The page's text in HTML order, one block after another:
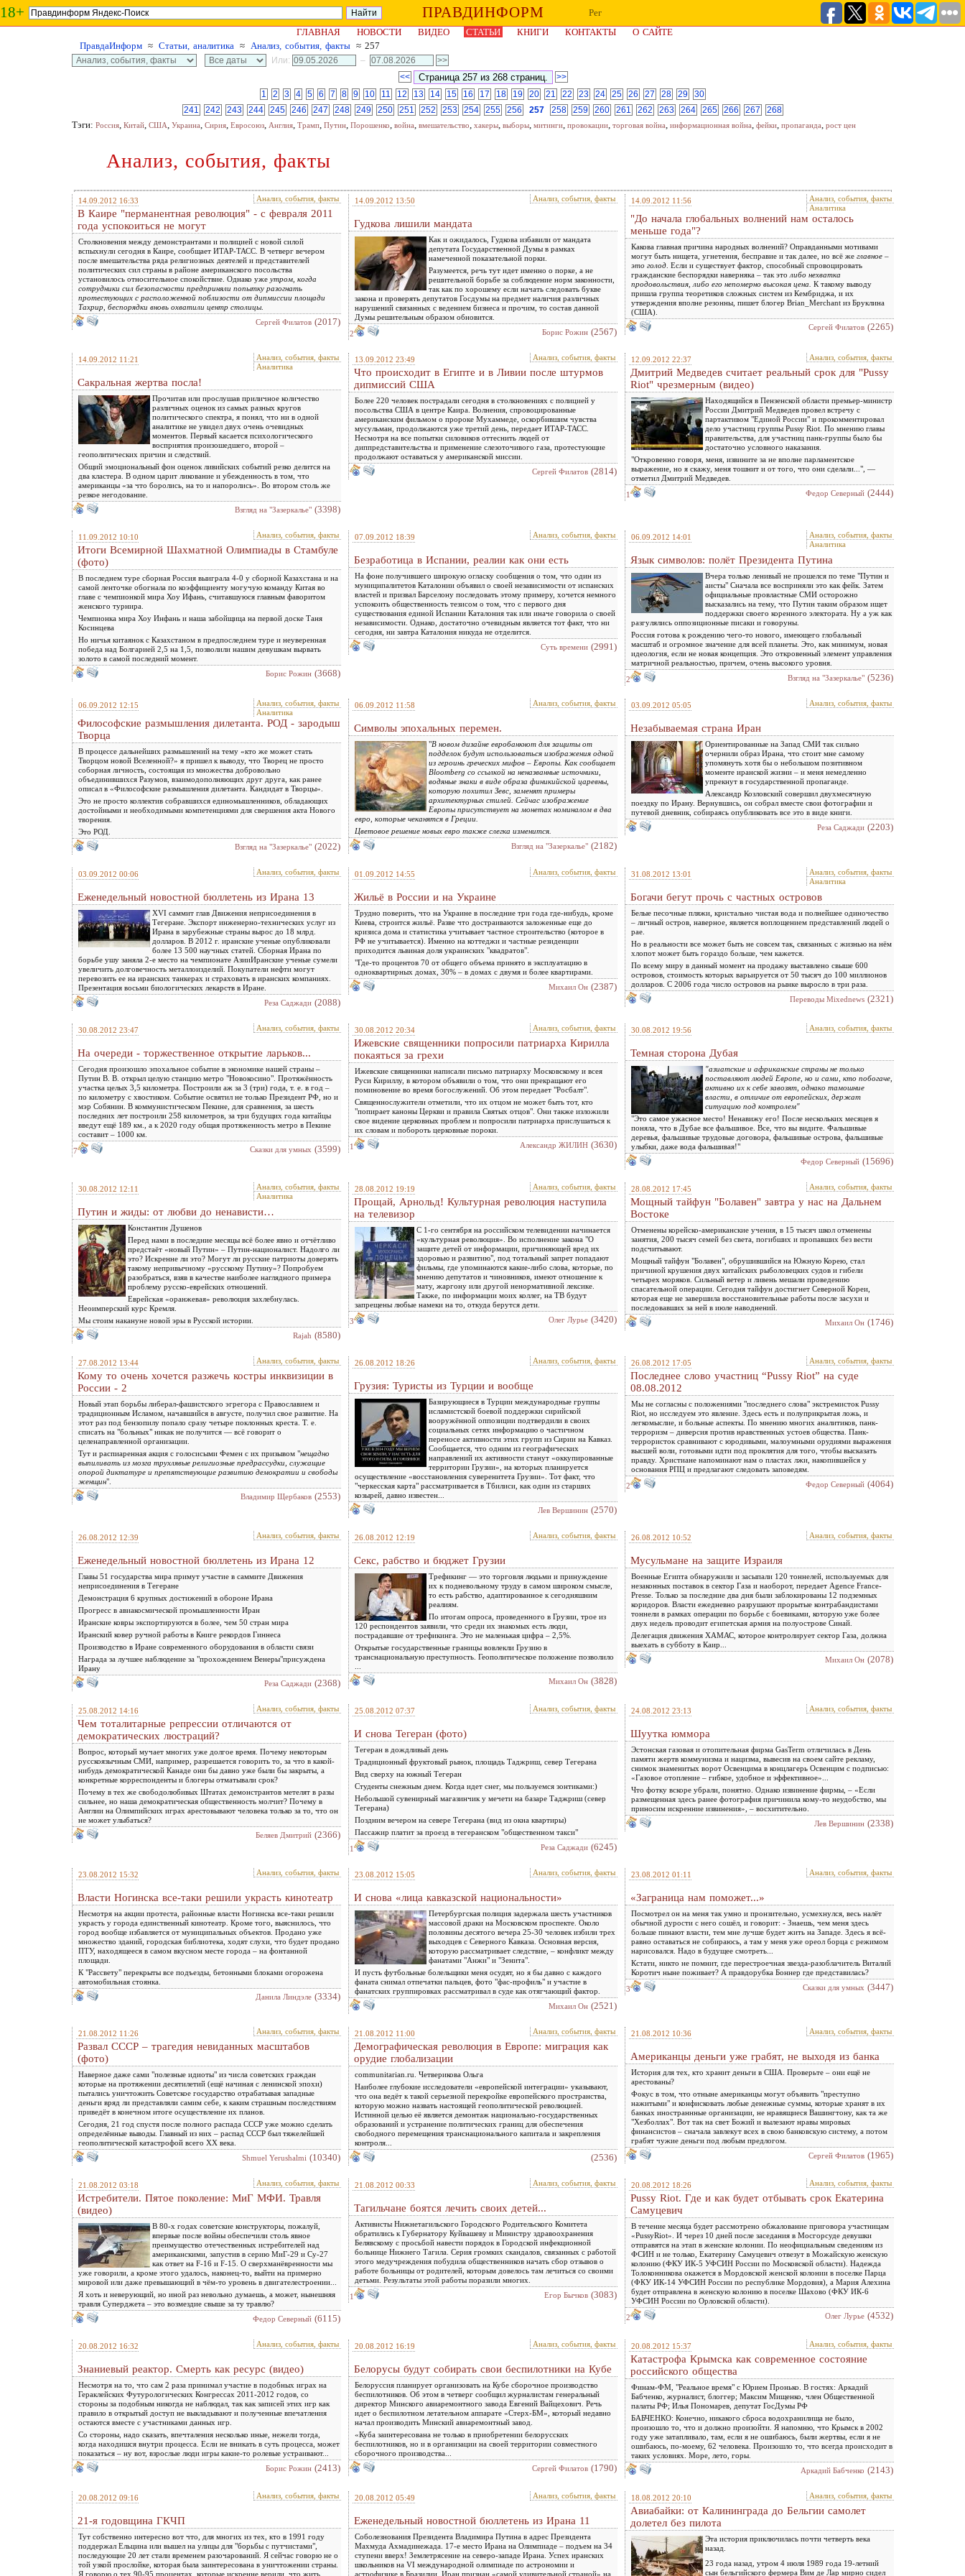
18+ ПРАВДИНФОРМ
Рег
ГЛАВНАЯ
НОВОСТИ ВИДЕО СТАТЬИ КНИГИ КОНТАКТЫ
О САЙТЕ
ПравдаИнформ ≈ Статьи, аналитика ≈ Анализ, события, факты ≈ 257
Или:
–
<<
>>
1
2 3 4 5 6 7 8 9 10 11 12 13 14 15 16 17 18 19 20 21 22 23 24 25 26 27 28 29
30
241
242 243 244 245 246 247 248 249 250 251 252 253 254 255 256 257 258 259 260 261 262 263 264 265 266 267 268
Тэги: Россия, Китай, США, Украина, Сирия, Евросоюз, Англия, Трамп, Путин, Порошенко, война, вмешательство, хакеры, выборы, митинги, провокации, торговая война, информационная война, фейки, пропаганда, рост цен
Анализ, события, факты
14.09.2012 16:33 Анализ, события, факты
В Каире "перманентная революция" - с февраля 2011
года успокоиться не могут
Столкновения между демонстрантами и полицией с новой силой
вспыхнули сегодня в Каире, сообщает ИТАР-ТАСС. В четверг вечером
после вмешательства ряда религиозных деятелей и представителей
политических сил страны в районе американского посольства
установилось относительное спокойствие. Однако уже утром, когда
сотрудники сил безопасности предприняли попытку разогнать
протестующих с расположенной поблизости от дипмиссии площади
Тахрир, беспорядки вновь охватили центр столицы
Сергей Филатов (2017)
14.09.2012 13:50 Анализ, события, факты
Гудкова лишили мандата
Как и ожидалось, Гудкова избавили от мандата
депутата Государственной Думы в рамках
намеченной показательной порки.
Разумеется, речь тут идет именно о порке, а не
решительной борьбе за соблюдение норм законности,
так как по хорошему если начать следовать букве
закона и проверять депутатов Госдумы на предмет наличия различных
нарушений связанных с ведением бизнеса и прочим, то состав данной
Думы решительным образом обновится.
2
Борис Рожин (2567)
14.09.2012 11:56
Анализ, события, факты
Аналитика
"До начала глобальных волнений нам осталось
меньше года"?
Какова главная причина народных волнений? Оправданными мотивами
могут быть нищета, угнетения, бесправие и так далее, но всё же главное –
это голод . Если и существует фактор, способный спровоцировать
гражданские беспорядки наверняка – так это либо нехватка
продовольствия, либо его непомерно высокая цена. К такому выводу
пришла группа теоретиков сложных систем из Кембриджа, и их
утверждения вполне резонны, пишет блогер Brian_Merchant из Бруклина
(США).
Сергей Филатов (2265)
14.09.2012 11:21
Анализ, события, факты
Аналитика
Сакральная жертва посла!
Прочитав или прослушав приличное количество
различных оценок из самых разных кругов
политического спектра, я понял, что ни в одной
аналитике не увидел двух очень очевидных
моментов. Первый касается психологического
восприятия произошедшего, второй –
геополитических причин и следствий.
Общий эмоциональный фон оценок ливийских событий резко делится на
два кластера. В одном царит ликование и убежденность в том, что
американцы «за что боролись, на то и напоролись». Во втором столь же
резкое негодование.
Взгляд на "Зазеркалье" (3398)
13.09.2012 23:49 Анализ, события, факты
Что происходит в Египте и в Ливии после штурмов
дипмиссий США
Более 220 человек пострадали сегодня в столкновениях с полицией у
посольства США в центре Каира. Волнения, спровоцированные
американским фильмом о пророке Мухаммеде, оскорбившим чувства
мусульман, продолжаются уже третий день, передает ИТАР-ТАСС.
Несмотря на все попытки силовиков оттеснить людей от
диппредставительства и применение слезоточивого газа, протестующие
продолжают оставаться у американской миссии.
Сергей Филатов (2814)
12.09.2012 22:37 Анализ, события, факты
Дмитрий Медведев считает реальный срок для "Pussy
Riot" чрезмерным (видео)
Находящийся в Пензенской области премьер-министр
России Дмитрий Медведев провел встречу с
партактивом "Единой России" и прокомментировал
дело участниц группы Pussy Riot. По мнению главы
правительства, для участниц панк-группы было бы
достаточно условного наказания.
"Откровенно говоря, меня, извините за не вполне парламентское
выражение, но я скажу, меня тошнит и от того, что они сделали...", —
отметил Дмитрий Медведев.
1
Федор Северный (2444)
11.09.2012 10:10 Анализ, события, факты
Итоги Всемирной Шахматной Олимпиады в Стамбуле
(фото)
В последнем туре сборная Россия выиграла 4-0 у сборной Казахстана и на
самой ленточке обогнала по коэффициенту могучую команду Китая во
главе с чемпионкой мира Хоу Ифань, считавшуюся главным фаворитом
женского турнира.
Чемпионка мира Хоу Инфань и наша забойщица на первой доске Таня
Косинцева
Но ничья китаянок с Казахстаном в предпоследнем туре и неуверенная
победа над Болгарией 2,5 на 1,5, позволили нашим девушкам вырвать
золото в самой последний момент.
Борис Рожин (3668)
07.09.2012 18:39 Анализ, события, факты
Безработица в Испании, реалии как они есть
На фоне получившего широкую огласку сообщения о том, что один из
муниципалитетов Каталонии объявил о своей независимости от испанских
властей и призвал Барселону последовать этому примеру, хочется немного
успокоить общественность тезисом о том, что с первого дня
существования единой Испании Каталония так или иначе говорила о своей
независимости. Однако, достаточно очевидным является тот факт, что ни
сегодня, ни завтра Каталония никуда не отделится.
Суть времени (2991)
06.09.2012 14:01
Анализ, события, факты
Аналитика
Язык символов: полёт Президента Путина
Вчера только ленивый не прошелся по теме "Путин и
аисты" Сначала все восприняли это как фейк. Затем
официальные провластные СМИ осторожно
высказались на тему, что Путин таким образом ищет
поддержки своего коренного электората. Ну а уж как
разгулялись оппозиционные писаки и говоруны.
Россия готова к рождению чего-то нового, имеющего глобальный
масштаб и огромное значение для всей планеты. Это, как минимум, новая
идеология, если не новая концепция. Это откровенный элемент управления
матричной реальностью, причем, очень высокого уровня.
2
Взгляд на "Зазеркалье" (5236)
06.09.2012 12:15
Анализ, события, факты
Аналитика
Философские размышления дилетанта. РОД - зародыш
Творца
В процессе дальнейших размышлений на тему «кто же может стать
Творцом новой Вселенной?» я пришел к выводу, что Творец не просто
соборная личность, состоящая из множества добровольно
объединившихся Разумов, взаимодополняющих друг друга, как ранее
описал в «Философские размышления дилетанта. Кандидат в Творцы».
Это не просто коллектив собравшихся единомышленников, обладающих
достойными и необходимыми компетенциями для свершения акта Нового
творения.
Это РОД.
Взгляд на "Зазеркалье" (2022)
06.09.2012 11:58 Анализ, события, факты
Символы эпохальных перемен.
"В новом дизайне евробанкнот для защиты от
подделок будут использоваться изображения одной
из героинь греческих мифов – Европы. Как сообщает
Bloomberg со ссылкой на неназванные источники,
водяные знаки в виде образа финикийской царевны,
которую похитил Зевс, заменят примеры
архитектурных стилей. Сейчас изображение
Европы присутствует на монетах номиналом в два
евро, которые чеканятся в Греции.
Цветовое решение новых евро также слегка изменится.
Взгляд на "Зазеркалье" (2182)
03.09.2012 05:05 Анализ, события, факты
Незабываемая страна Иран
Ориентированные на Запад СМИ так сильно
очернили образ Ирана, что стоит мне самому
упомянуть хотя бы о небольшом позитивном
моменте иранской жизни – и меня немедленно
упрекнут в государственной пропаганде.
Александр Козловский совершил двухмесячную
поездку по Ирану. Вернувшись, он собрал вместе свои фотографии и
путевой дневник, собираясь опубликовать все это в виде книги.
Реза Саджади (2203)
03.09.2012 00:06 Анализ, события, факты
Еженедельный новостной бюллетень из Ирана 13
XVI саммит глав Движения неприсоединения в
Тегеране. Экспорт инженерно-технических услуг из
Ирана в зарубежные страны вырос до 18 млрд.
долларов. В 2012 г. иранские ученые опубликовали
более 13 500 научных статей. Сборная Ирана по
борьбе ушу заняла 2-е место на чемпионате АзииИранские ученые сумели
увеличить долговечность металлоизделий. Покупатели нефти могут
перевозить ее на иранских танкерах и страховать в иранских компаниях.
Презентация восьми биологических лекарств в Иране.
Реза Саджади (2088)
01.09.2012 14:55 Анализ, события, факты
Жильё в России и на Украине
Трудно поверить, что на Украине в последние три года где-нибудь, кроме
Киева, строится жильё. Разве что достраиваются заложенные еще до
кризиса дома и статистика учитывает частное строительство (которое в
РФ не учитывается). Именно на коттеджи и частные резиденции
приходится львиная доля украинских "квадратов".
"Где-то процентов 70 от общего объема принято в эксплуатацию в
одноквартирных домах, 30% – в домах с двумя и более квартирами.
Михаил Он (2387)
31.08.2012 13:01
Анализ, события, факты
Аналитика
Богачи бегут прочь с частных островов
Белые песочные пляжи, кристально чистая вода и полнейшее одиночество
– личный остров, наверное, является воплощением представлений людей о
рае.
Но в реальности все может быть не совсем так, связанных с жизнью на нём
хлопот может быть гораздо больше, чем кажется.
По всему миру в данный момент на продажу выставлено свыше 600
островов, стоимость которых варьируется от 50 тысяч до 100 миллионов
долларов. С 2006 года число островов на рынке выросло в три раза.
Переводы Mixednews (2321)
30.08.2012 23:47 Анализ, события, факты
На очереди - торжественное открытие ларьков...
Сегодня произошло эпохальное событие в экономике нашей страны –
Путин В. В. открыл целую станцию метро "Новокосино". Протяжённость
участка целых 3,5 километра. Построили аж за 3 (три) года, т. е. в год –
по километру с хвостиком. Событие освятил не только Президент РФ, но и
мэр Собянин. В коммунистическом Пекине, для сравнения, за шесть
последних лет построили 258 километров, за три будущих года китайцы
введут ещё 189 км., а к 2020 году общая протяженность метро в Пекине
составит – 1000 км.
7
Сказки для умных (3599)
30.08.2012 20:34 Анализ, события, факты
Ижевские священники попросили патриарха Кирилла
покаяться за грехи
Ижевские священники написали письмо патриарху Московскому и всея
Руси Кириллу, в котором объявили о том, что они прекращают его
поминовение во время богослужений. Об этом передает "Росбалт".
Священнослужители отметили, что их отцом не может быть тот, кто
"попирает каноны Церкви и правила Святых отцов". Они также изложили
свое видение церковных проблем и попросили патриарха прислушаться к
их словам и побороть церковные пороки.
1
Александр ЖИЛИН (3630)
30.08.2012 19:56 Анализ, события, факты
Темная сторона Дубая
"азиатские и африканские страны не только
поставляют людей Европе, но и сами, кто побогаче,
активно их к себе завозят, однако тамошние
власти, в отличие от европейских, держат
ситуацию под контролем"
"Это самое ужасное место! Ненавижу его! После нескольких месяцев я
поняла, что в Дубае все фальшивое. Все, что вы видите. Фальшивые
деревья, фальшивые трудовые договора, фальшивые острова, фальшивые
улыбки, даже вода фальшивая!"
Федор Северный (15696)
30.08.2012 12:11
Анализ, события, факты
Аналитика
Путин и жиды: от любви до ненависти…
Константин Душенов
Перед нами в последние месяцы всё более явно и отчётливо
предстаёт «новый Путин» – Путин-националист. Надолго ли
это? Искренне ли это? Могут ли русские патриоты доверять
такому непривычному «русскому Путину»? Попробуем
разобраться, взяв в качестве наиболее наглядного примера
проблему русско-еврейских отношений.
Еврейская «оранжевая» революция захлебнулась.
Неоимперский курс Кремля.
Мы стоим накануне новой эры в Русской истории.
Rajah (8580)
28.08.2012 19:19 Анализ, события, факты
Прощай, Арнольд! Культурная революция наступила
на телевизор
С 1-го сентября на российском телевидении начинается
«культурная революция». Во исполнение закона "О
защите детей от информации, причиняющей вред их
здоровью и развитию", под тотальный запрет попадают
фильмы, где упоминаются какие-либо слова, которые, по
мнению депутатов и чиновников, имеют отношение к
мату, жаргону или другой ненормативной лексике.
Также, по информации моих коллег, на ТВ будут
запрещены любые намеки на то, откуда берутся дети.
3
Олег Лурье (3420)
28.08.2012 17:45 Анализ, события, факты
Мощный тайфун "Болавен" завтра у нас на Дальнем
Востоке
Отменены корейско-американские учения, в 15 тысяч школ отменены
занятия, 200 тысяч семей без света, погибших и пропавших без вести
подсчитывают.
Мощный тайфун "Болавен", обрушившийся на Южную Корею, стал
причиной крушения двух китайских рыболовецких судов и гибели
четырех моряков. Сильный ветер и ливень мешали проведению
спасательной операции. Сегодня тайфун достигнет Северной Кореи,
которая еще не завершила восстановительные работы после засухи и
последовавших за ней в июле наводнений.
Михаил Он (1746)
27.08.2012 13:44 Анализ, события, факты
Кому то очень хочется разжечь костры инквизиции в
России - 2
Новый этап борьбы либерал-фашистского эгрегора с Православием и
традиционным Исламом, начавшийся в августе, получил свое развитие. На
этот раз под бензопилу попало сразу четыре поклонных креста. Т. е.
списать на "больных" никак не получится — всё говорит о
целенаправленной организации.
Тут и распиаренная акция с голосисыми Фемен с их призывом "нещадно
выпиливать из мозга трухлявые религиозные предрассудки, служащие
опорой диктатуре и препятствующие развитию демократии и свободы
женщин".
Владимир Щербаков (2553)
26.08.2012 18:26 Анализ, события, факты
Грузия: Туристы из Турции и вообще
Базирующиеся в Турции международные группы
исламистской боевой поддержки сирийской
вооружённой оппозиции подтвердили в своих
социальных сетях информацию о частичном
переносе активности этих групп из Сирии на Кавказ.
Сообщается, что одним из географических
направлений их активности станут «оккупированные
территории Грузии», на которых планируется
осуществление «восстановления суверенитета Грузии». Тот факт, что
"черкесская карта" рассматривается в Тбилиси, как один из старших
козырей, давно известен...
Лев Вершинин (2570)
26.08.2012 17:05 Анализ, события, факты
Последнее слово участниц “Pussy Riot” на суде
08.08.2012
Мы не согласны с положениями "последнего слова" экстремисток Pussy
Riot, но исследуем это явление. Здесь есть и полуприкрытая ложь, и
легкомыслие, и больные аспекты. По мнению многих аналитиков, панк-
терроризм – диверсия против нравственных устоев общества. Панк-
террористок сравнивают с юродивыми, малоумными орудиями выражения
высшей воли, готовыми идти под проклятия для того, чтобы высказать
правду. Христиане напоминают нам о пластах лжи, накопившейся у
основания РПЦ и предлагают следовать заповедям.
2
Федор Северный (4064)
26.08.2012 12:39 Анализ, события, факты
Еженедельный новостной бюллетень из Ирана 12
Главы 51 государства мира примут участие в саммите Движения
неприсоединения в Тегеране
Демонстрация 6 крупных достижений в обороне Ирана
Прогресс в авиакосмической промышленности Иран
Иранские ковры экспортируются в более, чем 50 стран мира
Иранский ковер ручной работы в Книге рекордов Гиннеса
Производство в Иране современного оборудования в области связи
Награда за лучшее наблюдение за "прохождением Венеры"присуждена
Ирану
Реза Саджади (2368)
26.08.2012 12:19 Анализ, события, факты
Секс, рабство и бюджет Грузии
Трефикинг — это торговля людьми и принуждение
их к подневольному труду в самом широком смысле,
то есть рабство, адаптированное к сегодняшним
реалиям.
По итогам опроса, проведенного в Грузии, трое из
120 респондентов заявили, что среди их знакомых есть люди,
пострадавшие от трефикинга. Это не маленькая цифра – 2,5%.
Открытые государственные границы вовлекли Грузию в
транснациональную преступность. Геополитическое положение позволило
Михаил Он (3828)
26.08.2012 10:52 Анализ, события, факты
Мусульмане на защите Израиля
Военные Египта обнаружили и засыпали 120 тоннелей, используемых для
незаконных поставок в сектор Газа и наоборот, передает Agence France-
Presse. Только за последние два дня были заблокированы 12 подземных
коридоров. Власти ежедневно разрушают прорытые контрабандистами
тоннели в рамках операции по борьбе с боевиками, которую уже более
двух недель проводит египетская армия на полуострове Синай.
Делегация движения ХАМАС, которое контролирует сектор Газа, должна
выехать в субботу в Каир...
Михаил Он (2078)
25.08.2012 14:16 Анализ, события, факты
Чем тоталитарные репрессии отличаются от
демократических люстраций?
Вопрос, который мучает многих уже долгое время. Почему некоторым
русскоязычным СМИ, например, разрешается говорить то, за что в какой-
нибудь демократической Канаде они бы давно уже были бы закрыты, а
конкретные корреспонденты и блогеры отматывали срок?
Почему в тех же свободолюбивых Штатах демонстрантов метелят в разы
сильнее, но наша демократическая общественность молчит? Почему в
Англии на Олимпийских играх арестовывают человека только за то, что он
не может улыбаться?
Беляев Дмитрий (2366)
25.08.2012 07:37 Анализ, события, факты
И снова Тегеран (фото)
Тегеран в дождливый день
Традиционный фруктовый рынок, площадь Таджриш, север Тегерана
Вид сверху на южный Тегеран
Студенты снежным днем. Когда идет снег, мы пользуемся зонтиками:)
Небольшой сувенирный магазинчик у мечети на базаре Таджриш (север
Тегерана)
Поздним вечером на севере Тегерана (вид из окна квартиры)
Пассажир платит за проезд в тегеранском "общественном такси"
1
Реза Саджади (6245)
24.08.2012 23:13 Анализ, события, факты
Шуутка юммора
Эстонская газовая и отопительная фирма GasTerm отличилась в День
памяти жертв коммунизма и нацизма, вывесив на своем сайте рекламу,
снимок знаменитых ворот Освенцима в концлагерь Освенцим с подписью:
«Газовое отопление – гибкое, удобное и эффективное»...
Что фотку вскоре убрали, понятно. Однако извинение фирмы, – «Если
размещенная здесь ранее фотография причинила кому-то неудобство, мы
приносим искренние извинения», – восхитительно.
Лев Вершинин (2338)
23.08.2012 15:32 Анализ, события, факты
Власти Ногинска все-таки решили украсть кинотеатр
Несмотря на акции протеста, районные власти Ногинска все-таки решили
украсть у города единственный кинотеатр. Кроме того, выяснилось, что
город вообще избавляется от муниципальных объектов. Продано уже
множество зданий, городская библиотека, ходят слухи, что будет продано
ПТУ, находящееся в самом вкусном месте города – на фонтанной
площади.
К "Рассвету" перекрыты все подъезды, бетонными блоками огорожена
автомобильная стоянка.
Данила Линдэле (3334)
23.08.2012 15:05 Анализ, события, факты
И снова «лица кавказской национальности»
Петербургская полиция задержала шесть участников
массовой драки на Московском проспекте. Около
половины десятого вечера 25-30 человек избили трех
выходцев с Северного Кавказа. Основная версия,
которую рассматривает следствие, – конфликт между
фанатами "Анжи" и "Зенита".
И пусть футбольные болельщики меня осудят, но я бы давно с каждого
фаната снимал отпечатки пальцев, фото "фас-профиль" и участие в
фанатских группировках рассматривал в суде как отягчающий фактор.
Михаил Он (2521)
23.08.2012 01:11 Анализ, события, факты
«Заграница нам поможет...»
Посмотрел он на меня так умно и пронзительно, усмехнулся, весь налёт
обычной дурости с него сошёл, и говорит: - Знаешь, чем меня здесь
больше пинают власти, тем мне лучше будет жить на Западе. Здесь я всё-
равно оставаться не собираюсь, а там у меня уже ореол борца с режимом
нарисовался. Надо в будущее смотреть...
Кстати, никто не помнит, где перестроечная звезда-разоблачитель Виталий
Коротич ныне поживает? А правдорубка Боннер где представилась?
3
Сказки для умных (3447)
21.08.2012 11:26 Анализ, события, факты
Развал СССР – трагедия невиданных масштабов
(фото)
Наверное даже сами "полезные идиоты" из числа советских граждан
которые на протяжении десятилетий (ещё начиная с ленинской эпохи)
пытались уничтожить Советское государство отрабатывая западные
деньги вряд ли представляли самим себе, к каким страшным последствиям
приведёт в конечном итоге осуществление их планов.
Сегодня, 21 год спустя после полного распада СССР уже можно сделать
определённые выводы. Главный из них – распад СССР был тяжелейшей
геополитической катастрофой всего ХХ века.
Shmuel Yerushalmi (10340)
21.08.2012 11:00 Анализ, события, факты
Демографическая революция в Европе: миграция как
орудие глобализации
communitarian.ru. Четверикова Ольга
Наиболее глубокие исследователи «европейской интеграции» указывают,
что она ведёт к такой серьезной перекройке европейского пространства,
которую можно назвать настоящей геополитической революцией.
Истинной целью её является демонтаж национально-государственных
образований и устранение политических границ для обеспечения
свободного перемещения транснационального капитала и закрепления
контроля...
(2536)
21.08.2012 10:36 Анализ, события, факты
Американцы деньги уже грабят, не выходя из банка
История для тех, кто хранит деньги в США. Проверьте – они ещё не
арестованы?
Фокус в том, что отныне американцы могут объявить "преступно
нажитыми" и конфисковать любые денежные суммы, которые хранят в их
банках иностраннные организации, не нравящиеся Вашингтону, как та же
"Хезболлах". Вот так на свет Божий и вылезают нравы мировых
финансистов – сначала завлекут всех в свою банковскую систему, а потом
грабят чужие деньги под любым предлогом.
Сергей Филатов (1965)
21.08.2012 03:18 Анализ, события, факты
Истребители. Пятое поколение: МиГ МФИ. Травля
(видео)
В 80-х годах советские конструкторы, пожалуй,
впервые после войны обеспечили столь явное
преимущество отечественных истребителей над
американскими, запустив в серию МиГ-29 и Су-27
как ответ на F-16 и F-15. О сверхманёвренности мы
уже говорили, а кроме этого удалось, наконец-то, выйти на примерно
мировой или даже превышающий в чём-то уровень в двигателестроении...
Я хоть и неверующий, но иной раз невольно думаешь, а может, нынешняя
травля Суперджета – это возмездие свыше за ту травлю?
Федор Северный (6115)
21.08.2012 00:33 Анализ, события, факты
Тагильчане боятся лечить своих детей...
Активисты Нижнетагильского Городского Родительского Комитета
обратились к Губернатору Куйвашеву и Министру здравоохранения
Белявскому с просьбой навести порядок в Городской инфекционной
больнице Нижнего Тагила. Серия громких скандалов, связанных с работой
этого медучреждения побудила общественников начать сбор отзывов о
работе больницы от родителей, которым довелось там лечиться со своими
детьми. Результаты этой работы поразили многих.
1
Егор Бычков (3083)
20.08.2012 18:26 Анализ, события, факты
Pussy Riot. Где и как будет отбывать срок Екатерина
Самуцевич
В течение месяца будет рассмотрено обжалование приговора участницам
«PussyRiot». И через 10 дней после заседания в Мосгорсуде девушки
отправятся на этап в женские колонии. По неофициальным сведениям из
ФСИН и не только, Екатерину Самуцевич отвезут в Можайскую женскую
колонию (ФКУ ИК-5 УФСИН России по Московской области). Надежда
Толоконникова окажется в Мордовской женской колонии в поселке Парца
(ФКУ ИК-14 УФСИН России по республике Мордовия), а Мария Алехина
будет отправлена в женскую колонию в поселке Шахово (ФКУ ИК-6
УФСИН России по Орловской области).
2
Олег Лурье (4532)
20.08.2012 16:32 Анализ, события, факты
Знаниевый реактор. Смерть как ресурс (видео)
Несмотря на то, что сам 2 раза принимал участие в подобных играх на
Гераклейских Футурологических Конгрессах 2011-2012 годов, со
стороны за подобным никогда не наблюдал, так как записей этих игр как
правило в открытый доступ не выкладывают и полученные впечатления
остаются вместе с участниками данных игр.
Со стороны, надо сказать, впечталения несколько иные, нежели тогда,
когда находишся внутри процесса. Если не вникать в суть процесса, может
показаться – ну вот, взрослые люди игры какие-то ролевые устраивают...
Борис Рожин (2413)
20.08.2012 16:19 Анализ, события, факты
Белорусы будут собирать свои беспилотники на Кубе
Белоруссия планирует организовать на Кубе сборочное производство
беспилотников. Об этом в четверг сообщил журналистам генеральный
директор Минского авиаремонтного завода Евгений Вайцехович. Речь
идет о беспилотном летательном аппарате «Стерх-БМ», который недавно
начал производить Минский авиаремонтный завод.
«Куба заинтересована не только в приобретении белорусских
беспилотников, но и в организации на своей территории совместного
сборочного производства...
Сергей Филатов (1790)
20.08.2012 15:37 Анализ, события, факты
Катастрофа Крымска как современное состояние
российского общества
Финам-ФМ, "Реальное время" с Юрием Пронько. В гостях: Аркадий
Бабченко, журналист, блоггер; Максим Мищенко, член Общественной
палаты РФ; Илья Пономарев, депутат ГосДумы РФ
БАБЧЕНКО: Конечно, никакого сброса водохранилища не было,
произошло то, что и должно произойти. Я напомню, что Крымск в 2002
году уже затапливало, там, если я не ошибаюсь, были жертвы, если я не
ошибаюсь, по-моему, 62 человека. Произошло то, что всегда происходит в
таких условиях. Море, лето, горы.
Аркадий Бабченко (2143)
20.08.2012 09:16 Анализ, события, факты
21-я годовщина ГКЧП
Тут собственно интересно вот что, для многих из тех, кто в 1991 году
поддержал Ельцина или вышел на улицы для "борьбы с путчистами",
последующие 20 лет стали временем разочарований. Я сейчас говорю не о
той узкой прослойке, которая была заинтересована в уничтожении страны.
Я говорю о тех 90-95 процентах, которые искренне верили, что жить
20.08.2012 05:49 Анализ, события, факты
Еженедельный новостной бюллетень из Ирана 11
Соболезнования Президента Владимира Путина в адрес Президента
Махмуда Ахмадинежада. 17-е место Ирана на Олимпиаде – подъем на 34
ступени вверх! Землетрясение на северо-западе Ирана. Успех иранских
школьников на VI международной олимпиаде по астрономии и
астрофизике в Бразилии. Иран признан «самой удивительной страной» на
18.08.2012 20:10 Анализ, события, факты
Авиабайки: от Калининграда до Бельгии самолет
долетел без пилота
Эта история приключилась почти четверть века
назад.
23 года назад, утром 4 июля 1989 года 19-летний
сын бельгийского фермера Вим де Лар мирно сидел